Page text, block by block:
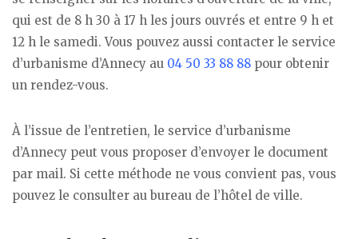
qui est de 8 h 30 à 17 h les jours ouvrés et entre 9 h et
12 h le samedi. Vous pouvez aussi contacter le service
d’urbanisme d’Annecy au 04 50 33 88 88 pour obtenir
un rendez-vous.
À l’issue de l’entretien, le service d’urbanisme
d’Annecy peut vous proposer d’envoyer le document
par mail. Si cette méthode ne vous convient pas, vous
pouvez le consulter au bureau de l’hôtel de ville.